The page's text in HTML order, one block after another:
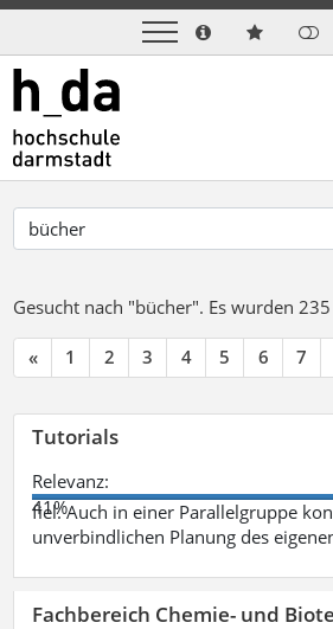
Gesucht nach "bücher". Es wurden
« 1 2 3 4 5 6 7
Tutorials
Relevanz:
41%
fiel. Auch in einer Parallelgruppe
unverbindlichen Planung des
Fachbereich Chemie- und